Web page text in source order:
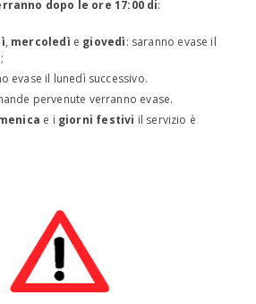
dopo le ore 17:00 di:
, mercoledì e giovedì: saranno evase il
evase il lunedì successivo.
pervenute verranno evase.
e i giorni festivi il servizio è